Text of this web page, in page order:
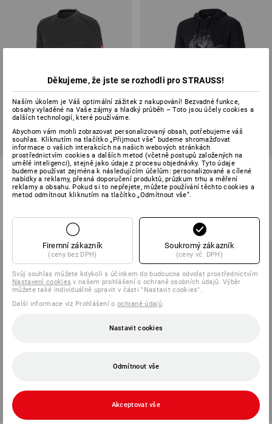
Mikina cotton slub
e.s.roughtough
11 barev
(vč. DPH) od 10 ks
Mikina s kapucí e.s.iconic
works
6 barev
Děkujeme, že jste se rozhodli pro STRAUSS!
Naším úkolem je Váš optimální zážitek z nakupování! Bezvadné funkce,
obsahy vyladěné na Vaše zájmy a hladký průběh – Toto jsou účely cookies a
dalších technologií, které používáme.
Abychom vám mohli zobrazovat personalizovaný obsah, potřebujeme váš
souhlas. Kliknutím na tlačítko „Přijmout vše“ budeme shromažďovat
informace o vašich interakcích na našich webových stránkách
prostřednictvím cookies a dalších metod (včetně postupů založených na
umělé inteligenci), stejně jako údaje z procesu objednávky. Tyto údaje
budeme používat zejména k následujícím účelům: personalizované a cílené
nabídky a reklamy, přesná doporučení produktů, průzkum trhu a měření
reklamy a obsahu. Pokud si to nepřejete, můžete používání těchto cookies a
metod odmítnout kliknutím na tlačítko „Odmítnout vše“.
Firemní zákazník
(ceny bez DPH)
Soukromý zákazník
(ceny vč. DPH)
Svůj souhlas můžete kdykoli s účinkem do budoucna odvolat prostřednictvím
Nastavení cookies v našem prohlášení o ochraně osobních údajů. Výběr
můžete také individuálně upravit v části "Nastavit cookies".
Další informace viz Prohlášení o ochraně údajů.
Nastavit cookies
Odmítnout vše
Akceptovat vše